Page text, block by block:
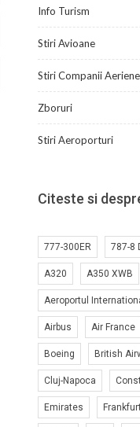
Info Turism
Stiri Avioane
Stiri Companii Aeriene
Zboruri
Stiri Aeroporturi
Citeste si
777-300ER 787-8
A320 A350 XWB
Aeroportul
Airbus Air France
Boeing British
Cluj-Napoca
Emirates